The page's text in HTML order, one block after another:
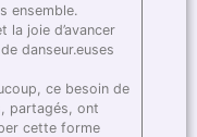
ensemble.
la joie d’avancer
danseur.euses
ce besoin de
partagés, ont
cette forme